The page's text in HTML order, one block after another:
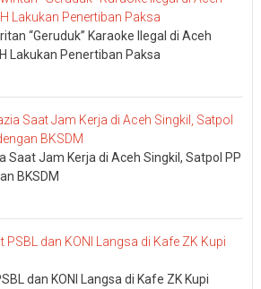
“Geruduk” Karaoke Ilegal di Aceh
Lakukan Penertiban Paksa
Saat Jam Kerja di Aceh Singkil, Satpol PP
BKSDM
dan KONI Langsa di Kafe ZK Kupi